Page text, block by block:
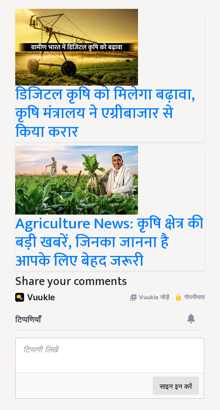
डिजिटल कृषि को मिलेगा बढ़ावा,
कृषि मंत्रालय ने एग्रीबाजार से
किया करार
Agriculture News: कृषि क्षेत्र की
बड़ी खबरें, जिनका जानना है
आपके लिए बेहद जरूरी
Share your comments